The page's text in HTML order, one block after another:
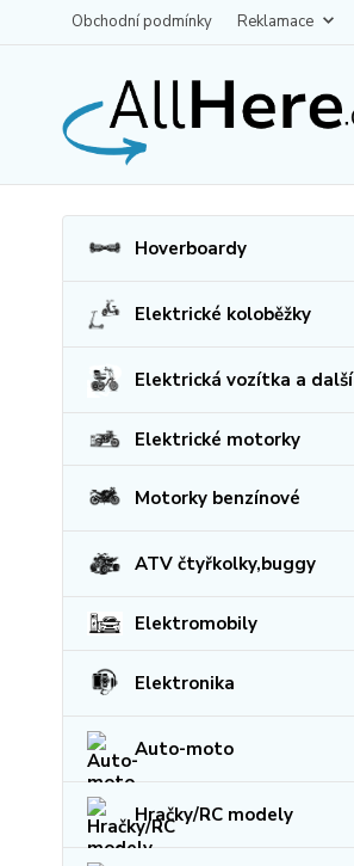
Obchodní podmínky Reklamace
Hoverboardy
Elektrické koloběžky
Elektrická vozítka a další
Elektrické motorky
Motorky benzínové
ATV čtyřkolky,buggy
Elektromobily
Elektronika
Auto-moto
Hračky/RC modely